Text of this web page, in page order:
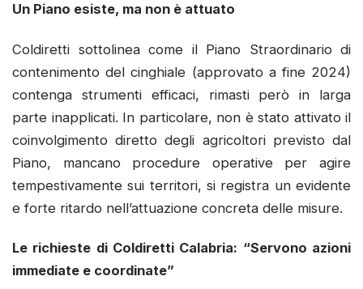
Un Piano esiste, ma non è attuato
Coldiretti sottolinea come il Piano Straordinario di
contenimento del cinghiale (approvato a fine 2024)
contenga strumenti efficaci, rimasti però in larga
parte inapplicati. In particolare, non è stato attivato il
coinvolgimento diretto degli agricoltori previsto dal
Piano, mancano procedure operative per agire
tempestivamente sui territori, si registra un evidente
e forte ritardo nell’attuazione concreta delle misure.
Le richieste di Coldiretti Calabria: “Servono azioni
immediate e coordinate”